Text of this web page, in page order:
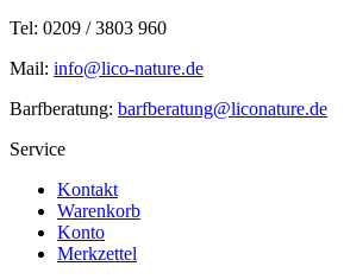
Tel: 0209 / 3803 960
Mail: info@lico-nature.de
Barfberatung: barfberatung@liconature.de
Service
Kontakt
Warenkorb
Konto
Merkzettel